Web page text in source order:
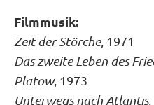
Filmmusik:
Zeit der Störche, 1971
Das zweite Leben des
Platow, 1973
Unterwegs nach Atlantis